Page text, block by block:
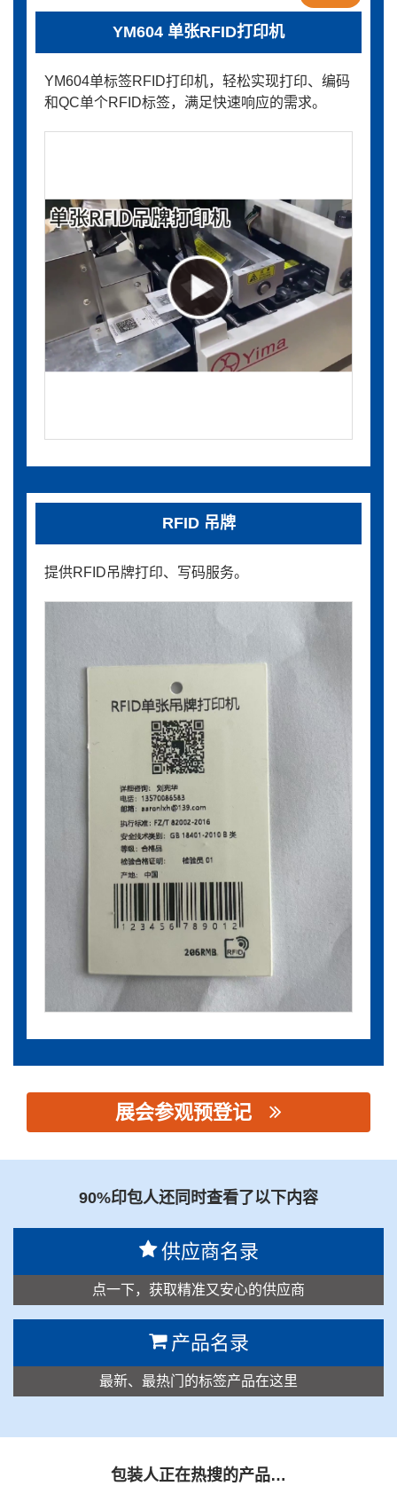
YM604 单张RFID打印机
YM604单标签RFID打印机，轻松实现打印、编码
和QC单个RFID标签，满足快速响应的需求。
RFID 吊牌
提供RFID吊牌打印、写码服务。
展会参观预登记
90%印包人还同时查看了以下内容
供应商名录
点一下，获取精准又安心的供应商
产品名录
最新、最热门的标签产品在这里
包装人正在热搜的产品…